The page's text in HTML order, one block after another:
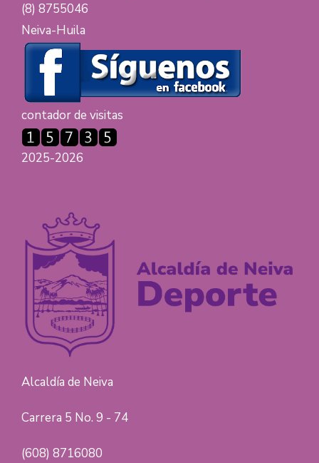
(8) 8755046
Neiva-Huila
contador de visitas
2025-2026
Alcaldía de Neiva
Carrera 5 No. 9 - 74
(608) 8716080